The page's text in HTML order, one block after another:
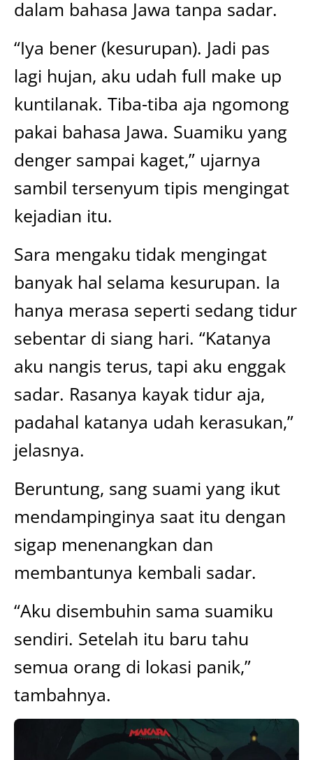
dalam bahasa Jawa tanpa sadar.
“Iya bener (kesurupan). Jadi pas
lagi hujan, aku udah full make up
kuntilanak. Tiba-tiba aja ngomong
pakai bahasa Jawa. Suamiku yang
denger sampai kaget,” ujarnya
sambil tersenyum tipis mengingat
kejadian itu.
Sara mengaku tidak mengingat
banyak hal selama kesurupan. Ia
hanya merasa seperti sedang tidur
sebentar di siang hari. “Katanya
aku nangis terus, tapi aku enggak
sadar. Rasanya kayak tidur aja,
padahal katanya udah kerasukan,”
jelasnya.
Beruntung, sang suami yang ikut
mendampinginya saat itu dengan
sigap menenangkan dan
membantunya kembali sadar.
“Aku disembuhin sama suamiku
sendiri. Setelah itu baru tahu
semua orang di lokasi panik,”
tambahnya.